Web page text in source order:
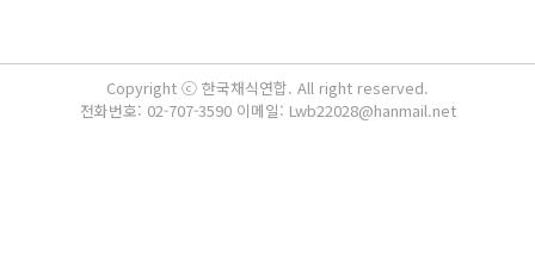
Copyright ⓒ 한국채식연합. All right reserved.
전화번호: 02-707-3590 이메일: Lwb22028@hanmail.net